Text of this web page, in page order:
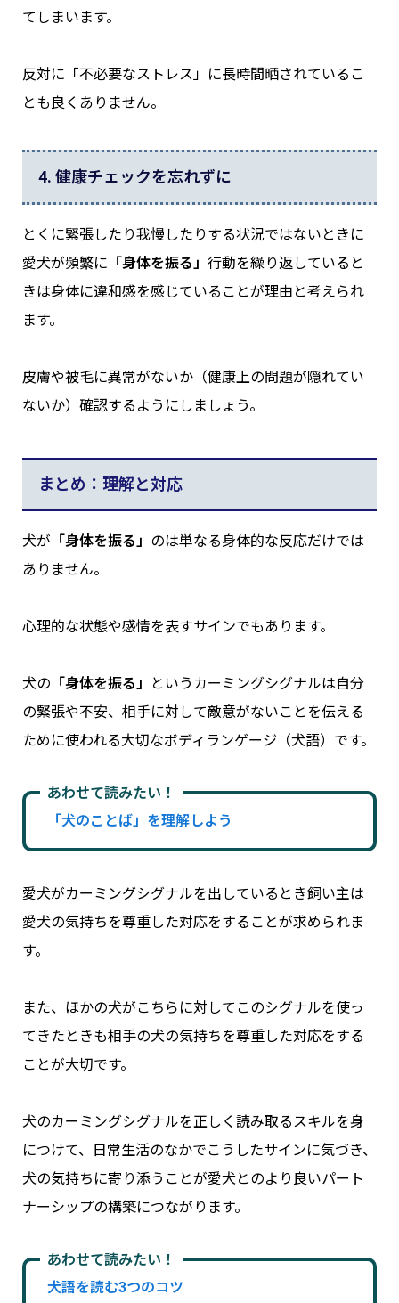
てしまいます。
反対に「不必要なストレス」に長時間晒されているこ
とも良くありません。
4. 健康チェックを忘れずに
とくに緊張したり我慢したりする状況ではないときに
愛犬が頻繁に 「身体を振る」 行動を繰り返していると
きは身体に違和感を感じていることが理由と考えられ
ます。
皮膚や被毛に異常がないか（健康上の問題が隠れてい
ないか）確認するようにしましょう。
まとめ：理解と対応
犬が 「身体を振る」 のは単なる身体的な反応だけでは
ありません。
心理的な状態や感情を表すサインでもあります。
犬の 「身体を振る」
というカーミングシグナルは自分
の緊張や不安、相手に対して敵意がないことを伝える
ために使われる大切なボディランゲージ（犬語）です。
あわせて読みたい！
「犬のことば」を理解しよう
愛犬がカーミングシグナルを出しているとき飼い主は
愛犬の気持ちを尊重した対応をすることが求められま
す。
また、ほかの犬がこちらに対してこのシグナルを使っ
てきたときも相手の犬の気持ちを尊重した対応をする
ことが大切です。
犬のカーミングシグナルを正しく読み取るスキルを身
につけて、日常生活のなかでこうしたサインに気づき、
犬の気持ちに寄り添うことが愛犬とのより良いパート
ナーシップの構築につながります。
あわせて読みたい！
犬語を読む3つのコツ